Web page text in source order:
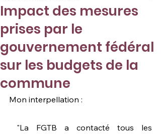
Impact des mesures
prises par le
gouvernement fédéral
sur les budgets de la
commune
Mon interpellation :